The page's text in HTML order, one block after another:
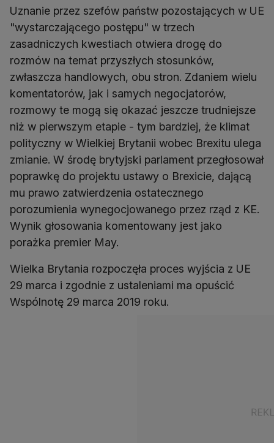
Uznanie przez szefów państw pozostających w UE
"wystarczającego postępu" w trzech
zasadniczych kwestiach otwiera drogę do
rozmów na temat przyszłych stosunków,
zwłaszcza handlowych, obu stron. Zdaniem wielu
komentatorów, jak i samych negocjatorów,
rozmowy te mogą się okazać jeszcze trudniejsze
niż w pierwszym etapie - tym bardziej, że klimat
polityczny w Wielkiej Brytanii wobec Brexitu ulega
zmianie. W środę brytyjski parlament przegłosował
poprawkę do projektu ustawy o Brexicie, dającą
mu prawo zatwierdzenia ostatecznego
porozumienia wynegocjowanego przez rząd z KE.
Wynik głosowania komentowany jest jako
porażka premier May.
Wielka Brytania rozpoczęła proces wyjścia z UE
29 marca i zgodnie z ustaleniami ma opuścić
Wspólnotę 29 marca 2019 roku.